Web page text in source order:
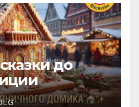
до